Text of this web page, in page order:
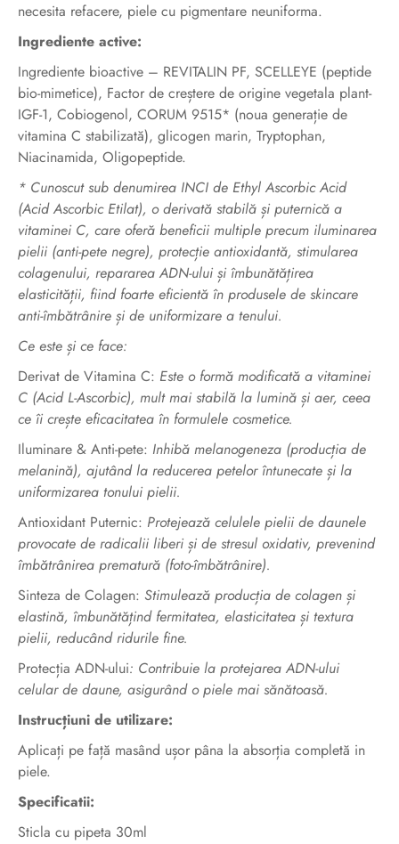
necesita refacere, piele cu pigmentare neuniforma.
Ingrediente active:
Ingrediente bioactive – REVITALIN PF, SCELLEYE (peptide
bio-mimetice), Factor de creștere de origine vegetala plant-
IGF-1, Cobiogenol, CORUM 9515* (noua generație de
vitamina C stabilizată), glicogen marin, Tryptophan,
Niacinamida, Oligopeptide.
* Cunoscut sub denumirea INCI de Ethyl Ascorbic Acid
(Acid Ascorbic Etilat), o derivată stabilă și puternică a
vitaminei C, care oferă beneficii multiple precum iluminarea
pielii (anti-pete negre), protecție antioxidantă, stimularea
colagenului, repararea ADN-ului și îmbunătățirea
elasticității, fiind foarte eficientă în produsele de skincare
anti-îmbătrânire și de uniformizare a tenului.
Ce este și ce face:
Derivat de Vitamina C: Este o formă modificată a vitaminei
C (Acid L-Ascorbic), mult mai stabilă la lumină și aer, ceea
ce îi crește eficacitatea în formulele cosmetice.
Iluminare & Anti-pete: Inhibă melanogeneza (producția de
melanină), ajutând la reducerea petelor întunecate și la
uniformizarea tonului pielii.
Antioxidant Puternic: Protejează celulele pielii de daunele
provocate de radicalii liberi și de stresul oxidativ, prevenind
îmbătrânirea prematură (foto-îmbătrânire).
Sinteza de Colagen: Stimulează producția de colagen și
elastină, îmbunătățind fermitatea, elasticitatea și textura
pielii, reducând ridurile fine.
Protecția ADN-ului: Contribuie la protejarea ADN-ului
celular de daune, asigurând o piele mai sănătoasă.
Instrucțiuni de utilizare:
Aplicați pe față masând ușor pâna la absorția completă in
piele.
Specificatii:
Sticla cu pipeta 30ml